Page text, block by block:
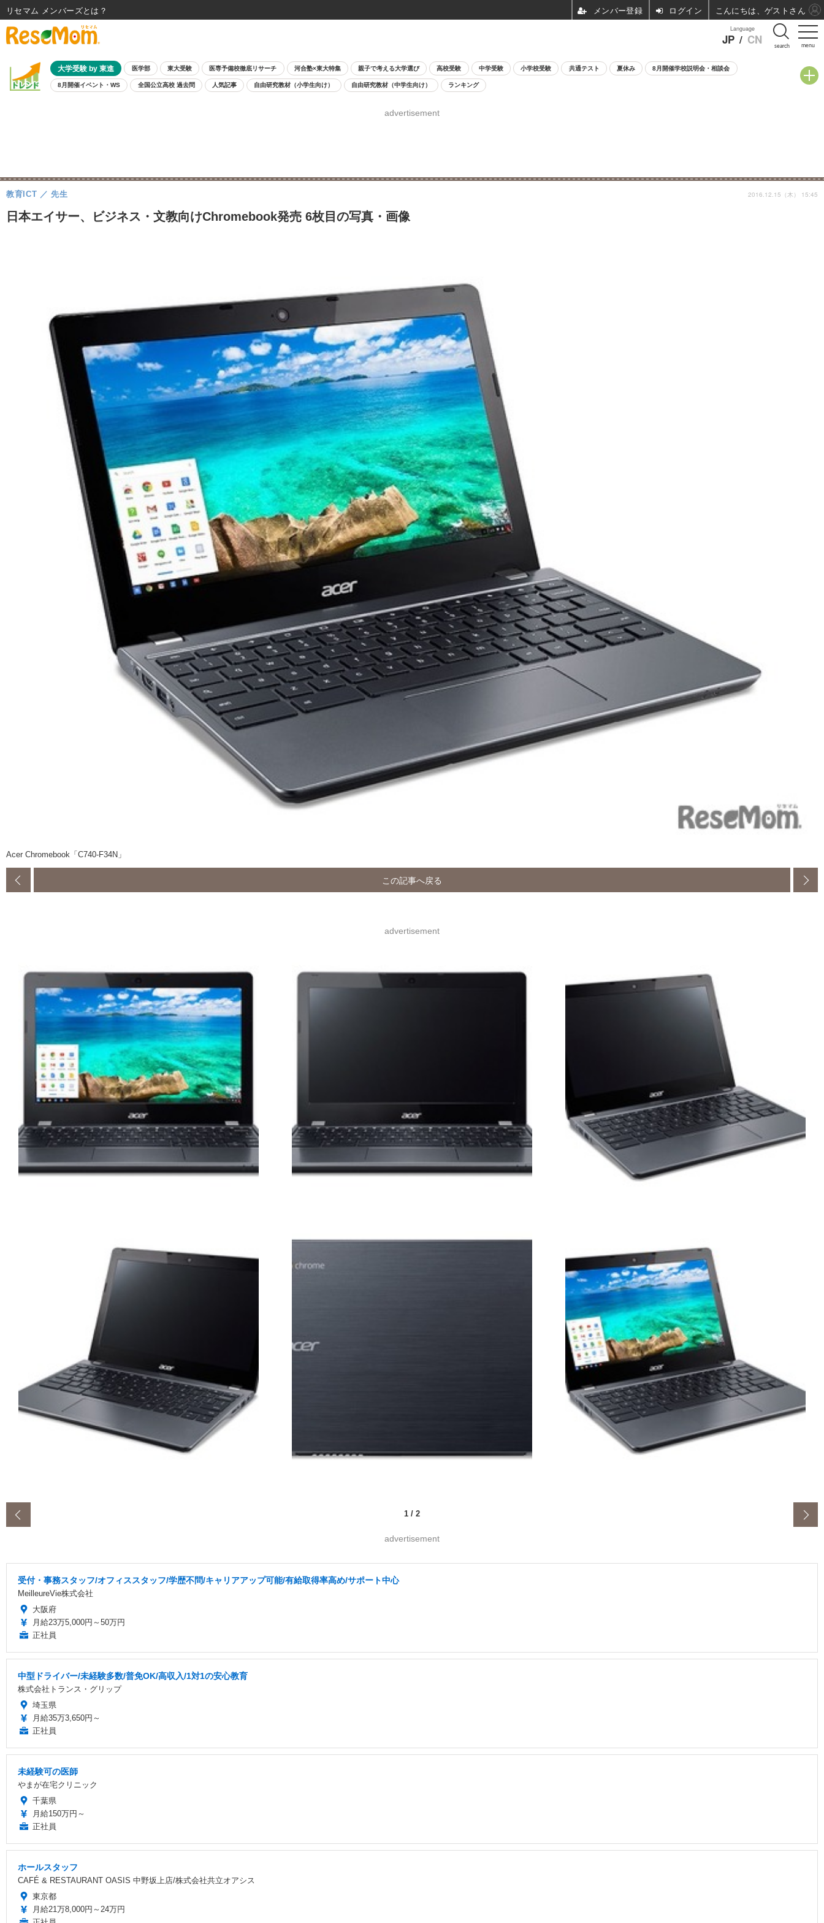
menu
Language
JP / CN search
大学受験 by 東進 医学部 東大受験 医専予備校徹底リサーチ 河合塾×東大特集 親子で考える大学選び 高校受験 中学受験 小学校受験 共通テスト 夏休み 8月開催学校説明会・相談会
8月開催イベント・WS 全国公立高校 過去問 人気記事 自由研究教材（小学生向け） 自由研究教材（中学生向け） ランキング
advertisement
日本エイサー、ビジネス・文教向けChromebook発売 6枚目の写真・画像
教育ICT 先生 2016.12.15（木） 15:45
Acer Chromebook「C740-F34N」
この記事へ戻る
advertisement
1 / 2
advertisement
受付・事務スタッフ/オフィススタッフ/学歴不問/キャリアアップ可能/有給取得率高め/サポート中心
MeilleureVie株式会社
大阪府
月給23万5,000円～50万円
正社員
中型ドライバー/未経験多数/普免OK/高収入/1対1の安心教育
株式会社トランス・グリップ
埼玉県
月給35万3,650円～
正社員
未経験可の医師
やまが在宅クリニック
千葉県
月給150万円～
正社員
ホールスタッフ
CAFÉ & RESTAURANT OASIS 中野坂上店/株式会社共立オアシス
東京都
月給21万8,000円～24万円
リセマム メンバーズ ログイン こんにちは、ゲストさん